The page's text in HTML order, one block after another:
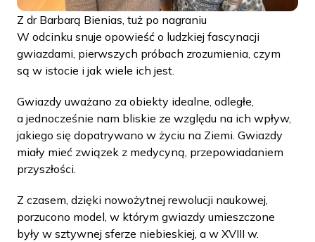
Z dr Barbarą Bienias, tuż po nagraniu
W odcinku snuje opowieść o ludzkiej fascynacji
gwiazdami, pierwszych próbach zrozumienia, czym
są w istocie i jak wiele ich jest.
Gwiazdy uważano za obiekty idealne, odległe,
a jednocześnie nam bliskie ze względu na ich wpływ,
jakiego się dopatrywano w życiu na Ziemi. Gwiazdy
miały mieć związek z medycyną, przepowiadaniem
przyszłości.
Z czasem, dzięki nowożytnej rewolucji naukowej,
porzucono model, w którym gwiazdy umieszczone
były w sztywnej sferze niebieskiej, a w XVIII w.